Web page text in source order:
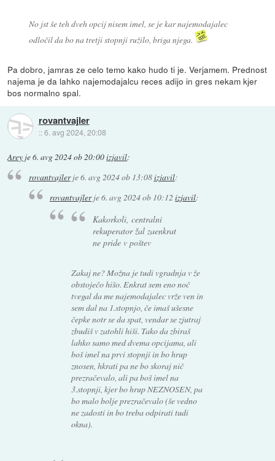
No jst še teh dveh opcij nisem imel, se je kar najemodajalec
odločil da bo na tretji stopnji ružilo, briga njega.
Pa dobro, jamras ze celo temo kako hudo ti je. Verjamem. Prednost
najema je da lahko najemodajalcu reces adijo in gres nekam kjer
bos normalno spal.
rovantvajler
::6. avg 2024, 20:08
Arey je6. avg 2024 ob 20:00izjavil:
rovantvajlerje6. avg 2024 ob 13:08izjavil:
rovantvajlerje6. avg 2024 ob 10:12izjavil:
Kakorkoli, centralni
rekuperator žal zaenkrat
ne pride v poštev
Zakaj ne? Možna je tudi vgradnja v že
obstoječo hišo. Enkrat sem eno noč
tvegal da me najemodajalec vrže ven in
sem dal na 1.stopnjo, če imaš ušesne
čepke notr se da spat, vendar se zjutraj
zbudiš v zatohli hiši. Tako da zbiraš
lahko samo med dvema opcijama, ali
boš imel na prvi stopnji in bo hrup
znosen, hkrati pa ne bo skoraj nič
prezračevalo, ali pa boš imel na
3.stopnji, kjer bo hrup NEZNOSEN, pa
bo malo bolje prezračevalo (še vedno
ne zadosti in bo treba odpirati tudi
okna).